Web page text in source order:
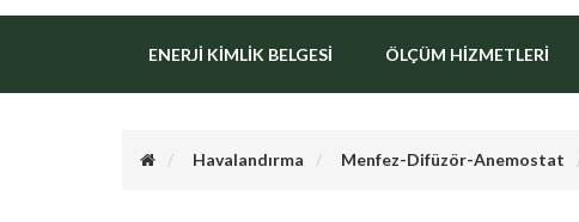
ENERJI KIMLIK BELGESI ÖLÇÜM HIZMETLERI
Havalandırma Menfez-Difüzör-Anemostat